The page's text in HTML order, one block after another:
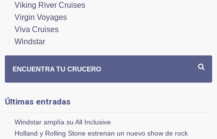
Viking River Cruises
Virgin Voyages
Viva Cruises
Windstar
ENCUENTRA TU CRUCERO
Últimas entradas
Windstar amplía su All Inclusive
Holland y Rolling Stone estrenan un nuevo show de rock